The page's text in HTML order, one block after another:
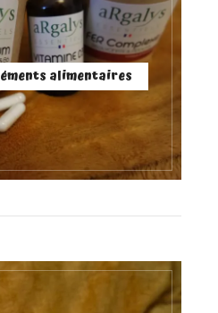
alimentaires